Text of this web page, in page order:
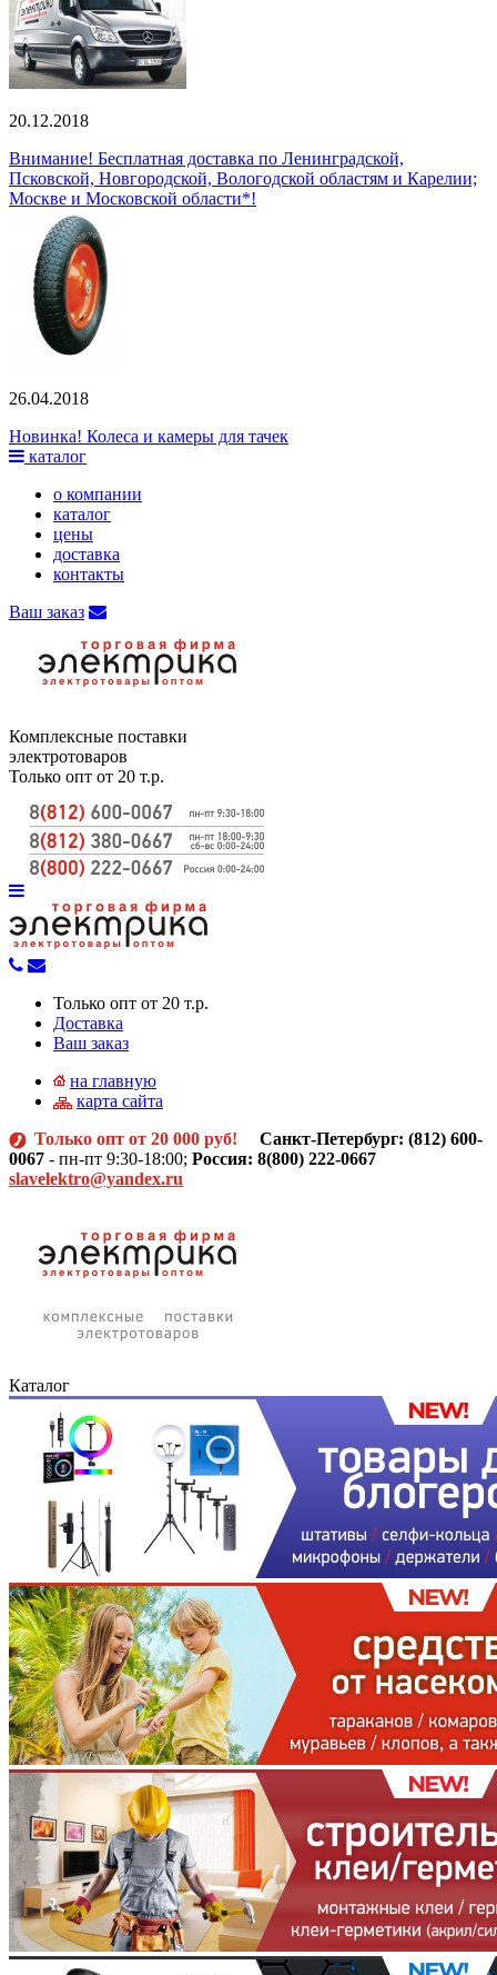
20.12.2018
Внимание! Бесплатная доставка по Ленинградской,
Псковской, Новгородской, Вологодской областям и Карелии;
Москве и Московской области*!
26.04.2018
Новинка! Колеса и камеры для тачек
каталог
о компании
каталог
цены
доставка
контакты
Ваш заказ
Комплексные поставки
электротоваров
Только опт от 20 т.р.
Только опт от 20 т.р.
Доставка
Ваш заказ
на главную
карта сайта
Только опт от 20 000 руб! Санкт-Петербург: (812) 600-
0067 - пн-пт 9:30-18:00; Россия: 8(800) 222-0667
slavelektro@yandex.ru
Каталог